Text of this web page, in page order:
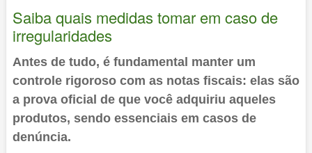
Saiba quais medidas tomar em caso de
irregularidades
Antes de tudo, é fundamental manter um
controle rigoroso com as notas fiscais: elas são
a prova oficial de que você adquiriu aqueles
produtos, sendo essenciais em casos de
denúncia.